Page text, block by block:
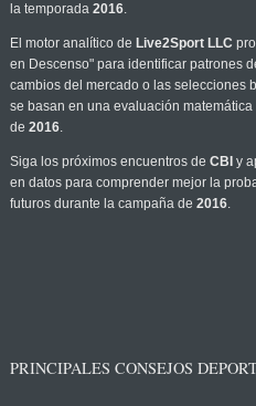
la temporada 2016.
El motor analítico de Live2Sport LLC
en Descenso" para identificar patrones
cambios del mercado o las selecciones
se basan en una evaluación
de 2016.
Siga los próximos encuentros de CBI y
en datos para comprender mejor la
futuros durante la campaña de 2016.
PRINCIPALES CONSEJOS